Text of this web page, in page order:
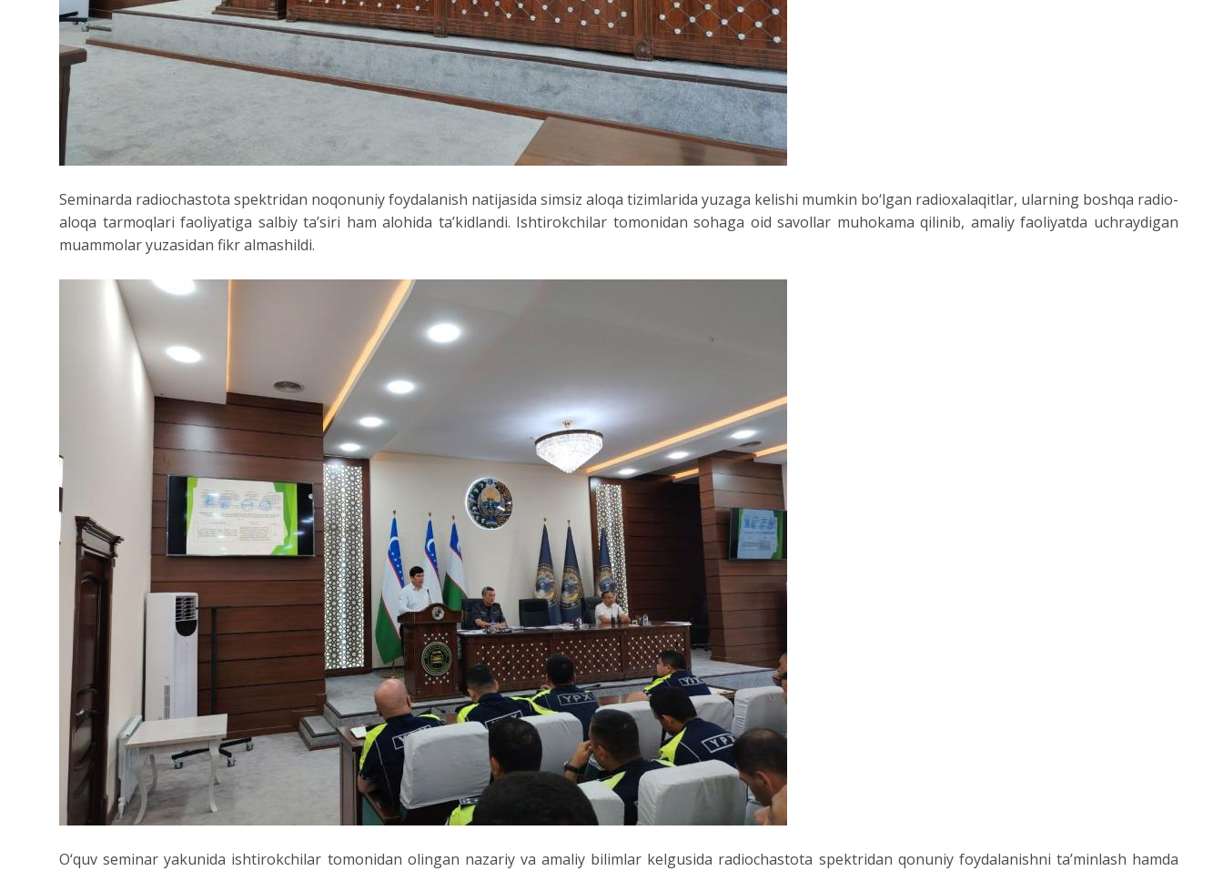
Seminarda radiochastota spektridan noqonuniy foydalanish natijasida simsiz aloqa tizimlarida yuzaga kelishi mumkin bo‘lgan radioxalaqitlar, ularning boshqa radio-
aloqa tarmoqlari faoliyatiga salbiy ta’siri ham alohida ta’kidlandi. Ishtirokchilar tomonidan sohaga oid savollar muhokama qilinib, amaliy faoliyatda uchraydigan
muammolar yuzasidan fikr almashildi.
O‘quv seminar yakunida ishtirokchilar tomonidan olingan nazariy va amaliy bilimlar kelgusida radiochastota spektridan qonuniy foydalanishni ta’minlash hamda